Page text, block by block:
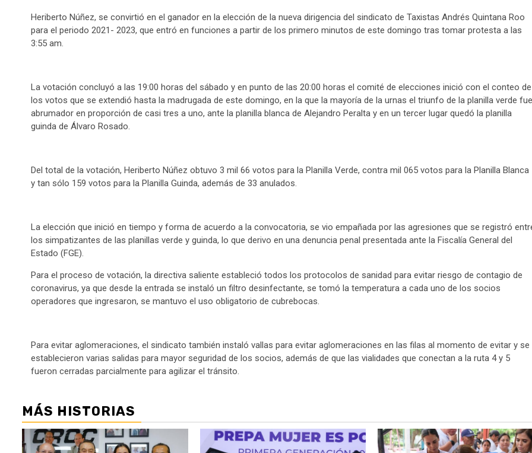
Heriberto Núñez, se convirtió en el ganador en la elección de la nueva dirigencia del sindicato de Taxistas Andrés Quintana Roo
para el periodo 2021- 2023, que entró en funciones a partir de los primero minutos de este domingo tras tomar protesta a las
3:55 am.
La votación concluyó a las 19:00 horas del sábado y en punto de las 20:00 horas el comité de elecciones inició con el conteo de
los votos que se extendió hasta la madrugada de este domingo, en la que la mayoría de la urnas el triunfo de la planilla verde fue
abrumador en proporción de casi tres a uno, ante la planilla blanca de Alejandro Peralta y en un tercer lugar quedó la planilla
guinda de Álvaro Rosado.
Del total de la votación, Heriberto Núñez obtuvo 3 mil 66 votos para la Planilla Verde, contra mil 065 votos para la Planilla Blanca
y tan sólo 159 votos para la Planilla Guinda, además de 33 anulados.
La elección que inició en tiempo y forma de acuerdo a la convocatoria, se vio empañada por las agresiones que se registró
los simpatizantes de las planillas verde y guinda, lo que derivo en una denuncia penal presentada ante la Fiscalía General del
Estado (FGE).
Para el proceso de votación, la directiva saliente estableció todos los protocolos de sanidad para evitar riesgo de contagio de
coronavirus, ya que desde la entrada se instaló un filtro desinfectante, se tomó la temperatura a cada uno de los socios
operadores que ingresaron, se mantuvo el uso obligatorio de cubrebocas.
Para evitar aglomeraciones, el sindicato también instaló vallas para evitar aglomeraciones en las filas al momento de evitar y se
establecieron varias salidas para mayor seguridad de los socios, además de que las vialidades que conectan a la ruta 4 y 5
fueron cerradas parcialmente para agilizar el tránsito.
MÁS HISTORIAS